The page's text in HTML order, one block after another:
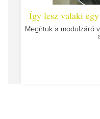
Így lesz valaki
Megírtuk a modulzáró